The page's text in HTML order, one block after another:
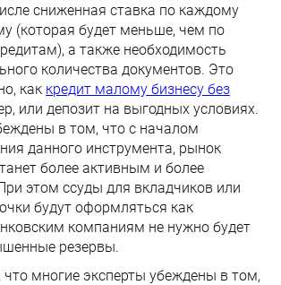
сниженная ставка по каждому
(которая будет меньше, чем по
а также необходимость
количества документов. Это
как кредит малому бизнесу без
или депозит на выгодных условиях.
в том, что с началом
данного инструмента, рынок
более активным и более
этом ссуды для вкладчиков или
будут оформляться как
компаниям не нужно будет
резервы.
что многие эксперты убеждены в том,